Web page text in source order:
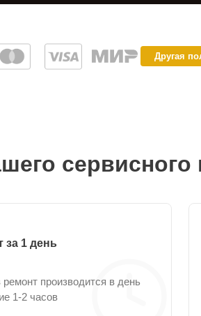
Другая
сервисного
за 1 день
производится в день
1-2 часов